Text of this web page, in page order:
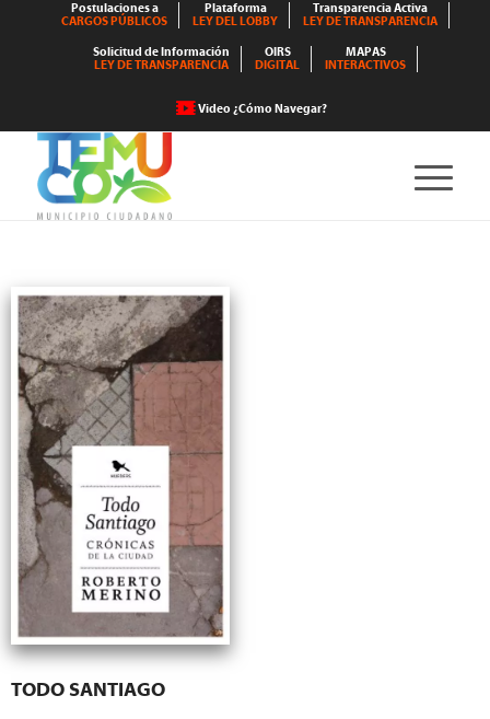
Postulaciones a
CARGOS PÚBLICOS
Plataforma
LEY DEL LOBBY
Transparencia Activa
LEY DE TRANSPARENCIA
Solicitud de Información
LEY DE TRANSPARENCIA
OIRS
DIGITAL
MAPAS
INTERACTIVOS
Video ¿Cómo Navegar?
TODO SANTIAGO